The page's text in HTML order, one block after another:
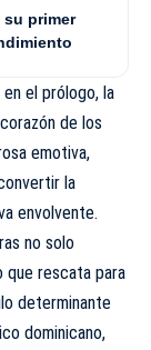
primer
el prólogo, la
de los
emotiva,
la
envolvente.
no solo
que rescata para
determinante
dominicano,